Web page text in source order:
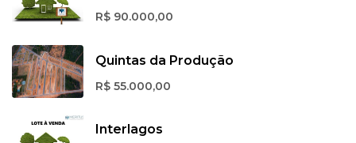
R$ 90.000,00
Quintas da Produção
R$ 55.000,00
Interlagos